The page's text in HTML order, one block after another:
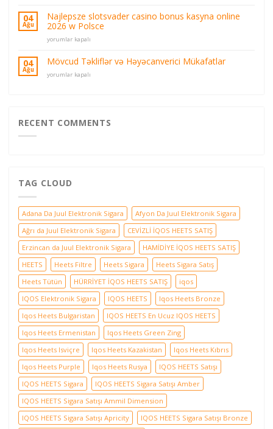
Oson
Ro'yxatdan
o'tish
için
com
bónus,
mesas
ao
e
slots.
için
04
Ağu
Najlepsze slotsvader casino bonus kasyna online
2026 w Polsce
Najlepsze
casino
bonus
kasyna
için
yorumlar kapalı
04
Ağu
Mövcud Təkliflər və Həyəcanverici Mükafatlar
Mövcud
için
yorumlar kapalı
RECENT COMMENTS
TAG CLOUD
Adana Da Juul Elektronik Sigara
Afyon Da Juul Elektronik Sigara
Ağrı da Juul Elektronik Sigara
CEVİZLİ İQOS HEETS SATIŞ
Erzincan da Juul Elektronik Sigara
HAMİDİYE İQOS HEETS SATIŞ
HEETS
Heets Filtre Heets Sigara
Heets Sigara Satış
Heets Tütün
HÜRRİYET İQOS HEETS SATIŞ
iqos
IQOS Elektronik Sigara
IQOS HEETS
Iqos Heets Bronze
Iqos Heets Bulgaristan
IQOS HEETS En Ucuz IQOS HEETS
Iqos Heets Ermenistan
Iqos Heets Green Zing
Iqos Heets Isviçre
Iqos Heets Kazakistan
Iqos Heets Kıbrıs
Iqos Heets Purple
Iqos Heets Rusya
IQOS HEETS Satışı
IQOS HEETS Sigara
IQOS HEETS Sigara Satışı Amber
IQOS HEETS Sigara Satışı Ammil Dimension
IQOS HEETS Sigara Satışı Apricity
IQOS HEETS Sigara Satışı Bronze